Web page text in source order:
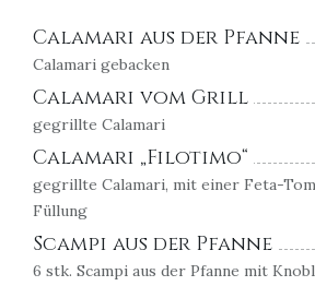
Calamari aus der Pfanne
Calamari gebacken
Calamari vom Grill
gegrillte Calamari
Calamari „Filotimo“
gegrillte Calamari, mit einer Feta-
Füllung
Scampi aus der Pfanne
6 stk. Scampi aus der Pfanne mit